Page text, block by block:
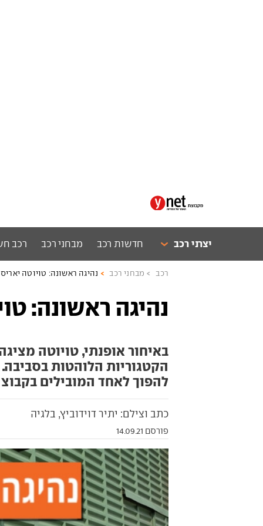
יצרני רכב חדשות רכב מבחני רכב רכב
רכב מבחני רכב נהיגה ראשונה: טויוטה
נהיגה ראשונה:
באיחור אופנתי, טויוטה
הקטגוריות הלוהטות
להפוך לאחד המובילים
כתב וצילם: יתיר דוידוביץ, בלגיה
פורסם 14.09.21